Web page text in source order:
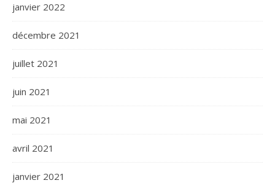
janvier 2022
décembre 2021
juillet 2021
juin 2021
mai 2021
avril 2021
janvier 2021